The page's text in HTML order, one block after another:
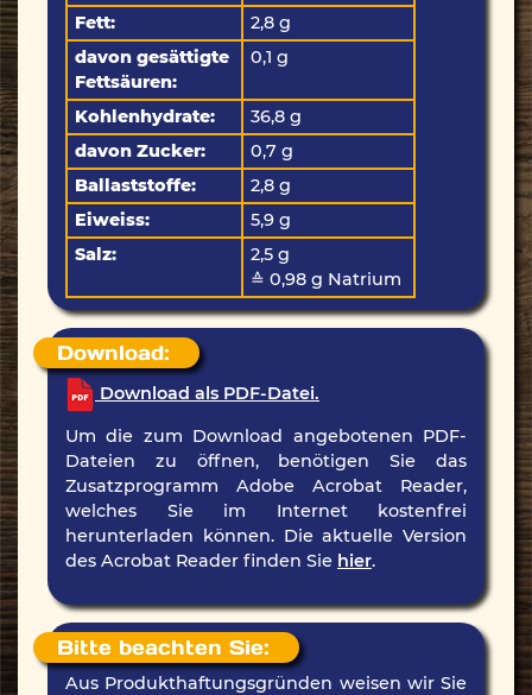
Fett:
2,8 g
davon gesättigte
Fettsäuren:
0,1 g
Kohlenhydrate:
36,8 g
davon Zucker:
0,7 g
Ballaststoffe:
2,8 g
Eiweiss:
5,9 g
Salz:
2,5 g
≙ 0,98 g Natrium
Download:
Download als PDF-Datei.
Um die zum Download angebotenen PDF-
Dateien zu öffnen, benötigen Sie das
Zusatzprogramm Adobe Acrobat Reader,
welches Sie im Internet kostenfrei
herunterladen können. Die aktuelle Version
des Acrobat Reader finden Sie hier.
Bitte beachten Sie:
Aus Produkthaftungsgründen weisen wir Sie